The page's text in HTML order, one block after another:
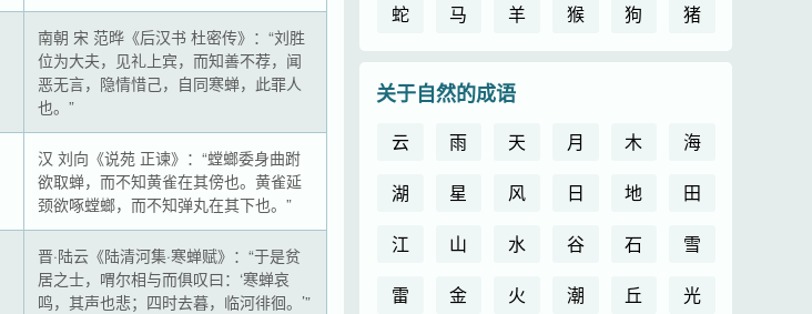
南朝 宋 范晔《后汉书 杜密传》：“刘胜
位为大夫，见礼上宾，而知善不荐，闻
恶无言，隐情惜己，自同寒蝉，此罪人
也。”
汉 刘向《说苑 正谏》：“螳螂委身曲跗
欲取蝉，而不知黄雀在其傍也。黄雀延
颈欲啄螳螂，而不知弹丸在其下也。”
晋·陆云《陆清河集·寒蝉赋》：“于是贫
居之士，喟尔相与而俱叹曰：‘寒蝉哀
鸣，其声也悲；四时去暮，临河徘徊。’”
蛇
马 羊 猴 狗 猪
关于自然的成语
云 雨 天 月 木
海
湖
星 风 日 地
田
江
山 水 谷 石
雪
雷
金 火 潮 丘 光